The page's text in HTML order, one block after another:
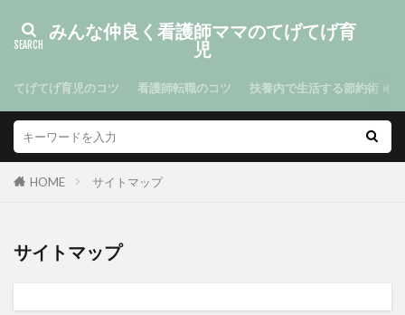
みんな仲良く看護師ママのてげてげ育
児
てげてげ育児のコツ 看護師転職のコツ 扶養内で生活する節約術
HOME サイトマップ
サイトマップ